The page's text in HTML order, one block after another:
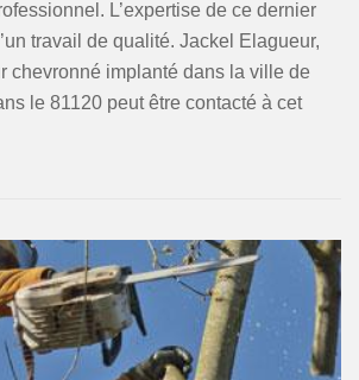
L’expertise de ce dernier
travail de qualité. Jackel Elagueur,
chevronné implanté dans la ville de
le 81120 peut être contacté à cet